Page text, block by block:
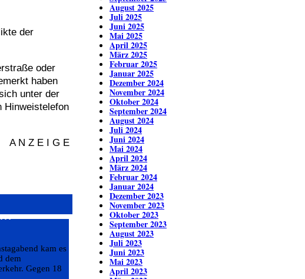
der
oder
haben
unter der
Hinweistelefon
A N Z E I G E
kam es
dem
Gegen 18
August 2025
Juli 2025
Juni 2025
Mai 2025
April 2025
März 2025
Februar 2025
Januar 2025
Dezember 2024
November 2024
Oktober 2024
September 2024
August 2024
Juli 2024
Juni 2024
Mai 2024
April 2024
März 2024
Februar 2024
Januar 2024
Dezember 2023
November 2023
Oktober 2023
September 2023
August 2023
Juli 2023
Juni 2023
Mai 2023
April 2023